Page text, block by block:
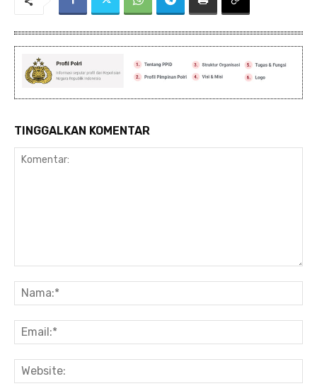
TINGGALKAN KOMENTAR